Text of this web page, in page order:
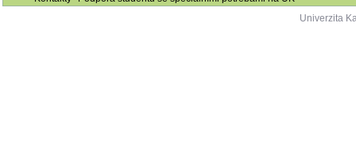
Univerzita